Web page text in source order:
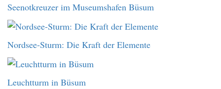
Seenotkreuzer im Museumshafen Büsum
Nordsee-Sturm: Die Kraft der Elemente
Leuchtturm in Büsum